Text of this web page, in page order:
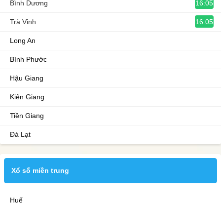
Bình Dương 16:05
Trà Vinh 16:05
Long An
Bình Phước
Hậu Giang
Kiên Giang
Tiền Giang
Đà Lạt
Xổ số miền trung
Huế